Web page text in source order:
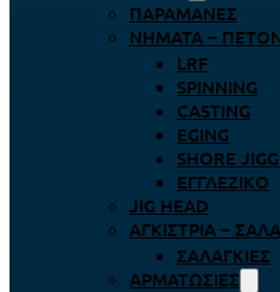
ΠΑΡΑΜΆΝΕΣ
ΝΉΜΑΤΑ –
LRF
SPINNING
CASTING
EGING
SHORE
ΕΓΓΛΈΖΙΚΟ
JIG HEAD
ΑΓΚΊΣΤΡΙΑ –
ΣΑΛΑΓΚΙΈΣ
ΑΡΜΑΤΩΣΙΈΣ